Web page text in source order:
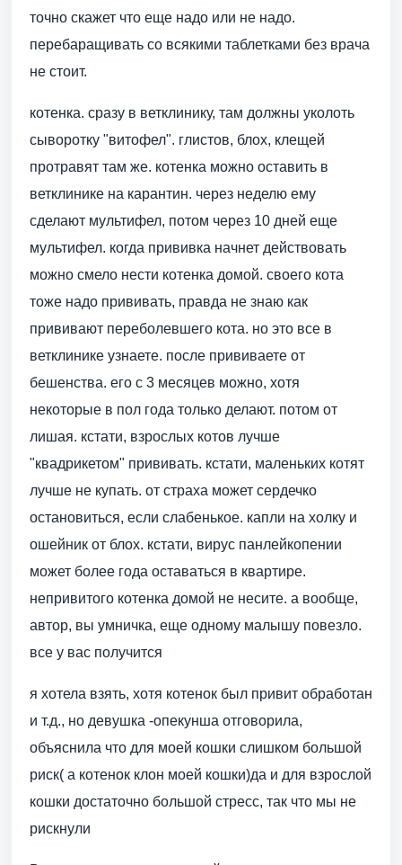
точно скажет что еще надо или не надо.
перебаращивать со всякими таблетками без врача
не стоит.
котенка. сразу в ветклинику, там должны уколоть
сыворотку "витофел". глистов, блох, клещей
протравят там же. котенка можно оставить в
ветклинике на карантин. через неделю ему
сделают мультифел, потом через 10 дней еще
мультифел. когда прививка начнет действовать
можно смело нести котенка домой. своего кота
тоже надо прививать, правда не знаю как
прививают переболевшего кота. но это все в
ветклинике узнаете. после прививаете от
бешенства. его с 3 месяцев можно, хотя
некоторые в пол года только делают. потом от
лишая. кстати, взрослых котов лучше
"квадрикетом" прививать. кстати, маленьких котят
лучше не купать. от страха может сердечко
остановиться, если слабенькое. капли на холку и
ошейник от блох. кстати, вирус панлейкопении
может более года оставаться в квартире.
непривитого котенка домой не несите. а вообще,
автор, вы умничка, еще одному малышу повезло.
все у вас получится
я хотела взять, хотя котенок был привит обработан
и т.д., но девушка -опекунша отговорила,
объяснила что для моей кошки слишком большой
риск( а котенок клон моей кошки)да и для взрослой
кошки достаточно большой стресс, так что мы не
рискнули